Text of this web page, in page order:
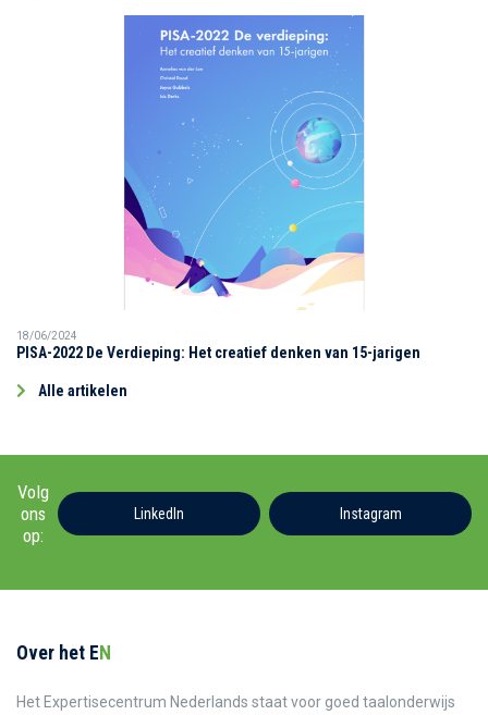
18/06/2024
PISA-2022 De Verdieping: Het creatief denken van 15-jarigen
Alle artikelen
Volg
ons
op:
LinkedIn Instagram
Over het E N
Het Expertisecentrum Nederlands staat voor goed taalonderwijs